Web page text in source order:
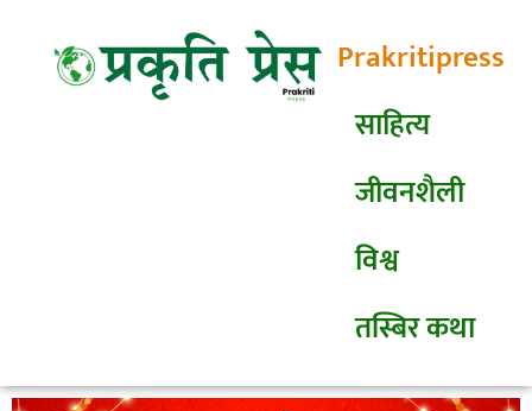
Prakritipress
साहित्य
जीवनशैली
विश्व
तस्बिर कथा